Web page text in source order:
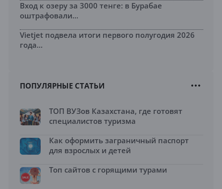
Вход к озеру за 3000 тенге: в Бурабае
оштрафовали...
Vietjet подвела итоги первого полугодия 2026
года...
ПОПУЛЯРНЫЕ СТАТЬИ
ТОП ВУЗов Казахстана, где готовят
специалистов туризма
Как оформить заграничный паспорт
для взрослых и детей
Топ сайтов с горящими турами